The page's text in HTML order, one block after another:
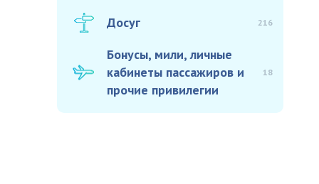
Досуг 216
Бонусы, мили, личные
кабинеты пассажиров и
прочие привилегии
18